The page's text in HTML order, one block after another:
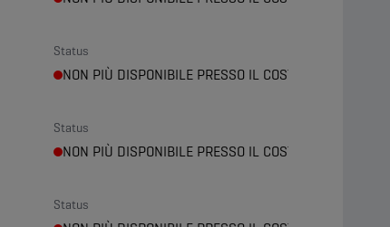
Status
NON PIÙ DISPONIBILE PRESSO IL COSTRUTTORE
Status
NON PIÙ DISPONIBILE PRESSO IL COSTRUTTORE
Status